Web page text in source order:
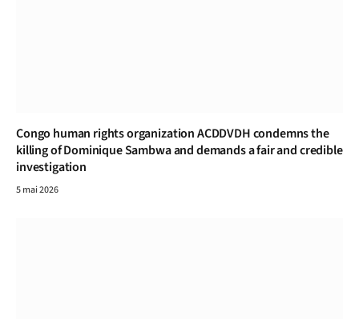
Congo human rights organization ACDDVDH condemns the
killing of Dominique Sambwa and demands a fair and credible
investigation
5 mai 2026